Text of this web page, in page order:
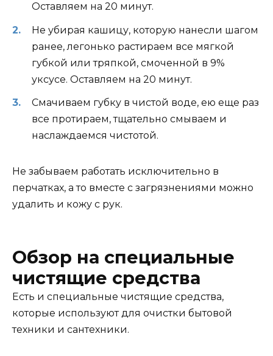
Оставляем на 20 минут.
Не убирая кашицу, которую нанесли шагом
ранее, легонько растираем все мягкой
губкой или тряпкой, смоченной в 9%
уксусе. Оставляем на 20 минут.
Смачиваем губку в чистой воде, ею еще раз
все протираем, тщательно смываем и
наслаждаемся чистотой.
Не забываем работать исключительно в
перчатках, а то вместе с загрязнениями можно
удалить и кожу с рук.
Обзор на специальные
чистящие средства
Есть и специальные чистящие средства,
которые используют для очистки бытовой
техники и сантехники.